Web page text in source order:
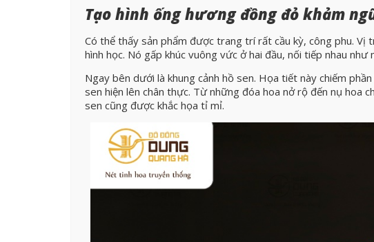
Tạo hình ống hương đồng đỏ khảm
Có thể thấy sản phẩm được trang trí rất cầu kỳ, công phu.
hình học. Nó gấp khúc vuông vức ở hai đầu, nối tiếp nhau như
Ngay bên dưới là khung cảnh hồ sen. Họa tiết này chiếm
sen hiện lên chân thực. Từ những đóa hoa nở rộ đến nụ hoa
sen cũng được khắc họa tỉ mỉ.